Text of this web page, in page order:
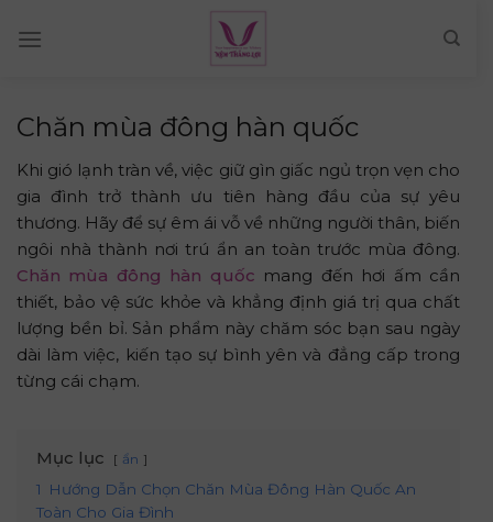
Chăn mùa đông hàn quốc
Khi gió lạnh tràn về, việc giữ gìn giấc ngủ trọn vẹn cho
gia đình trở thành ưu tiên hàng đầu của sự yêu
thương. Hãy để sự êm ái vỗ về những người thân, biến
ngôi nhà thành nơi trú ẩn an toàn trước mùa đông.
Chăn mùa đông hàn quốc mang đến hơi ấm cần
thiết, bảo vệ sức khỏe và khẳng định giá trị qua chất
lượng bền bỉ. Sản phẩm này chăm sóc bạn sau ngày
dài làm việc, kiến tạo sự bình yên và đẳng cấp trong
từng cái chạm.
Mục lục ẩn
1
Hướng Dẫn Chọn Chăn Mùa Đông Hàn Quốc An
Toàn Cho Gia Đình